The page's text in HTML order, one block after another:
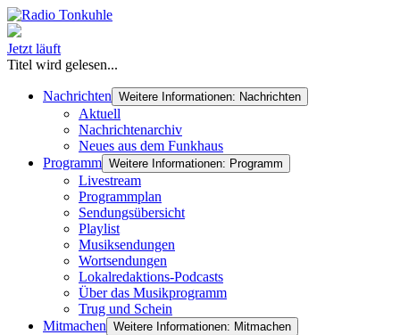
Jetzt läuft
Titel wird gelesen...
Nachrichten Weitere Informationen: Nachrichten
Aktuell
Nachrichtenarchiv
Neues aus dem Funkhaus
Programm Weitere Informationen: Programm
Livestream
Programmplan
Sendungsübersicht
Playlist
Musiksendungen
Wortsendungen
Lokalredaktions-Podcasts
Über das Musikprogramm
Trug und Schein
Mitmachen Weitere Informationen: Mitmachen